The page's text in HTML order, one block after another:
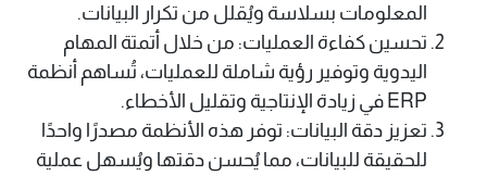
المعلومات بسلاسة ويُقلل من تكرار البيانات. ​
تحسين كفاءة العمليات: من خلال أتمتة المهام
اليدوية وتوفير رؤية شاملة للعمليات، تُساهم أنظمة
ERP في زيادة الإنتاجية وتقليل الأخطاء. ​
تعزيز دقة البيانات: توفر هذه الأنظمة مصدرًا واحدًا
للحقيقة للبيانات، مما يُحسن دقتها ويُسهل عملية